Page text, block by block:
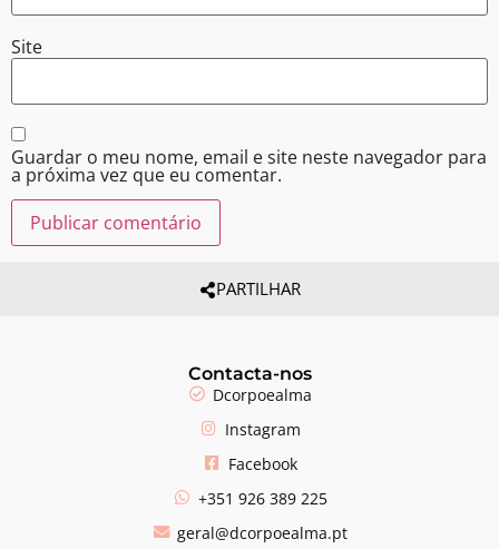
Site
Guardar o meu nome, email e site neste navegador para
a próxima vez que eu comentar.
PARTILHAR
Contacta-nos
Dcorpoealma
Instagram
Facebook
+351 926 389 225
geral@dcorpoealma.pt